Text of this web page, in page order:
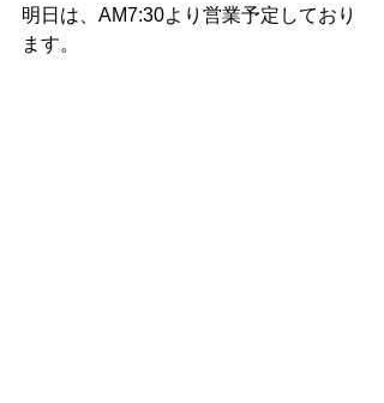
明日は、AM7:30より営業予定しており
ます。